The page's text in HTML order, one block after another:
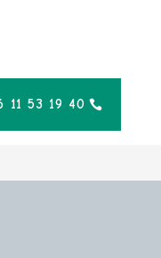
11 53 19 40